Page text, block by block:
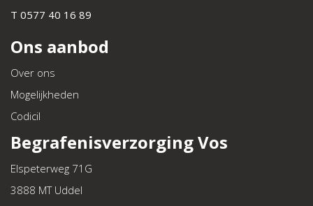
T 0577 40 16 89
Ons aanbod
Over ons
Mogelijkheden
Codicil
Begrafenisverzorging Vos
Elspeterweg 71G
3888 MT Uddel